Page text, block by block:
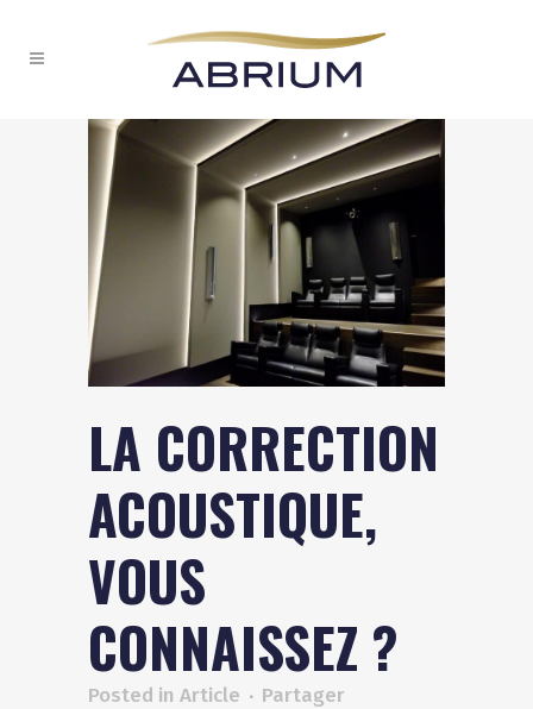
LA CORRECTION
ACOUSTIQUE,
VOUS
CONNAISSEZ ?
Posted in Article